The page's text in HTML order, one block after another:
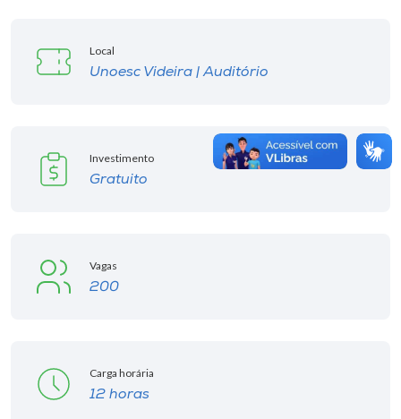
Local
Unoesc Videira | Auditório
Investimento
Gratuito
Vagas
200
Carga horária
12 horas